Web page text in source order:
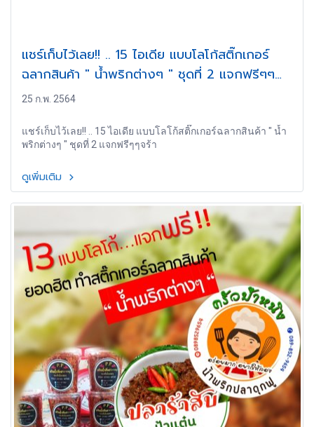
แชร์เก็บไว้เลย!! .. 15 ไอเดีย แบบโลโก้สติ๊กเกอร์
ฉลากสินค้า " น้ำพริกต่างๆ " ชุดที่ 2 แจกฟรีๆๆ
จร้า
25 ก.พ. 2564
แชร์เก็บไว้เลย!! .. 15 ไอเดีย แบบโลโก้สติ๊กเกอร์ฉลากสินค้า " น้ำ
พริกต่างๆ " ชุดที่ 2 แจกฟรีๆๆจร้า
ดูเพิ่มเติม